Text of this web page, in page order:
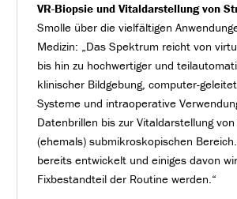
VR-Biopsie und Vitaldarstellung von
Smolle über die vielfältigen
Medizin: „Das Spektrum reicht von
bis hin zu hochwertiger und
klinischer Bildgebung, computer-
Systeme und intraoperative
Datenbrillen bis zur Vitaldarstellung
(ehemals) submikroskopischen
bereits entwickelt und einiges davon
Fixbestandteil der Routine werden.“